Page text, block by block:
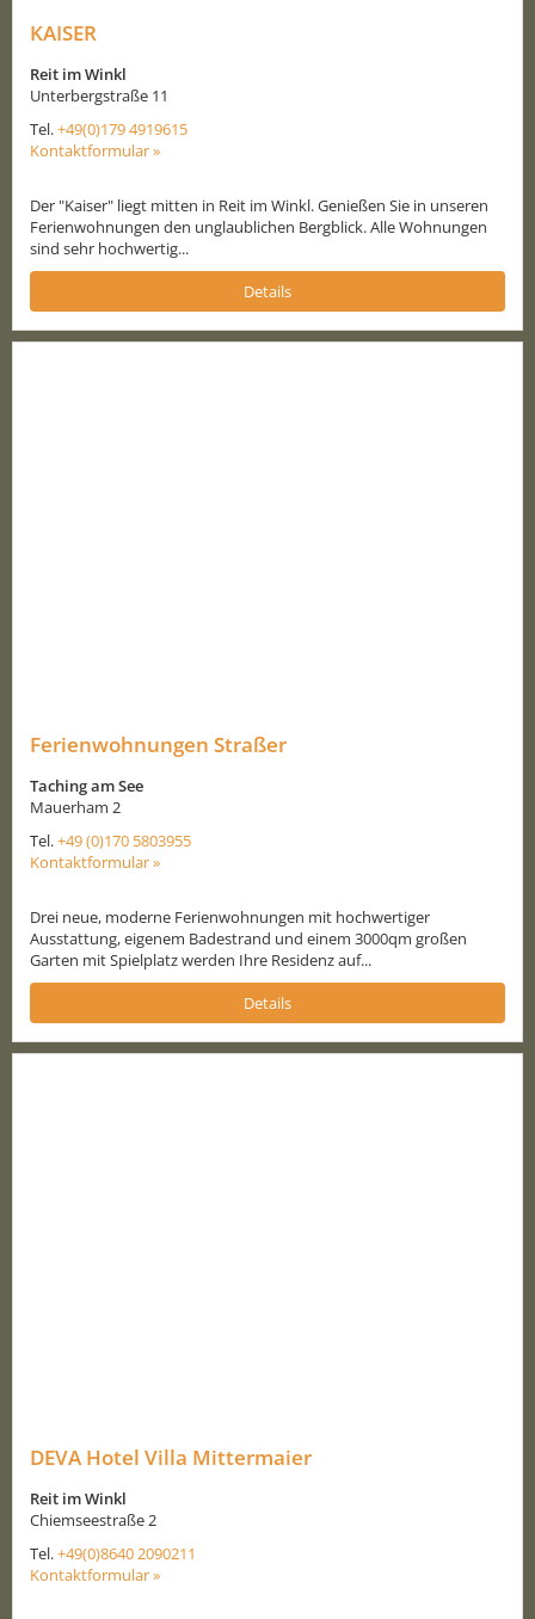
KAISER
Reit im Winkl
Unterbergstraße 11
Tel.+49(0)179 4919615
Kontaktformular »
Der "Kaiser" liegt mitten in Reit im Winkl. Genießen Sie in unseren
Ferienwohnungen den unglaublichen Bergblick. Alle Wohnungen
sind sehr hochwertig...
Details
Ferienwohnungen Straßer
Taching am See
Mauerham 2
Tel.+49 (0)170 5803955
Kontaktformular »
Drei neue, moderne Ferienwohnungen mit hochwertiger
Ausstattung, eigenem Badestrand und einem 3000qm großen
Garten mit Spielplatz werden Ihre Residenz auf...
Details
DEVA Hotel Villa Mittermaier
Reit im Winkl
Chiemseestraße 2
Tel.+49(0)8640 2090211
Kontaktformular »